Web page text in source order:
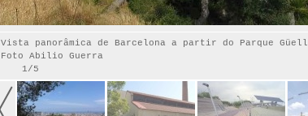
Vista panorâmica de Barcelona a partir do Parque Güell
Foto Abilio Guerra
1/5